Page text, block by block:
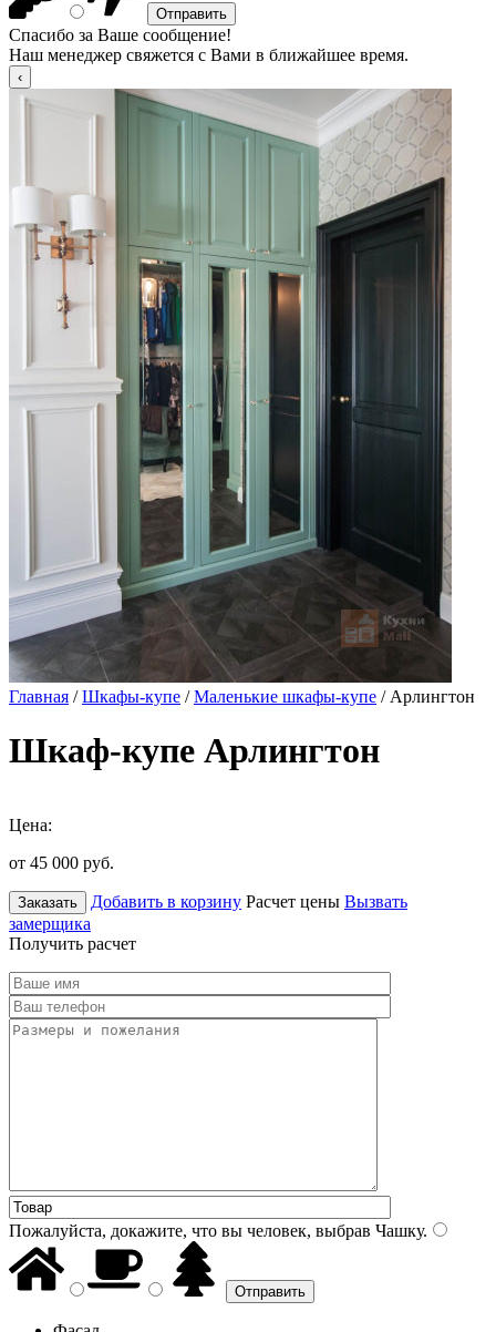
Спасибо за Ваше сообщение!
Наш менеджер свяжется с Вами в ближайшее время.
Главная /Шкафы-купе /Маленькие шкафы-купе / Арлингтон
Шкаф-купе Арлингтон
Цена:
от 45 000 руб.
Заказать Добавить в корзину Расчет цены Вызвать
замерщика
Получить расчет
Пожалуйста, докажите, что вы человек, выбрав Чашку.